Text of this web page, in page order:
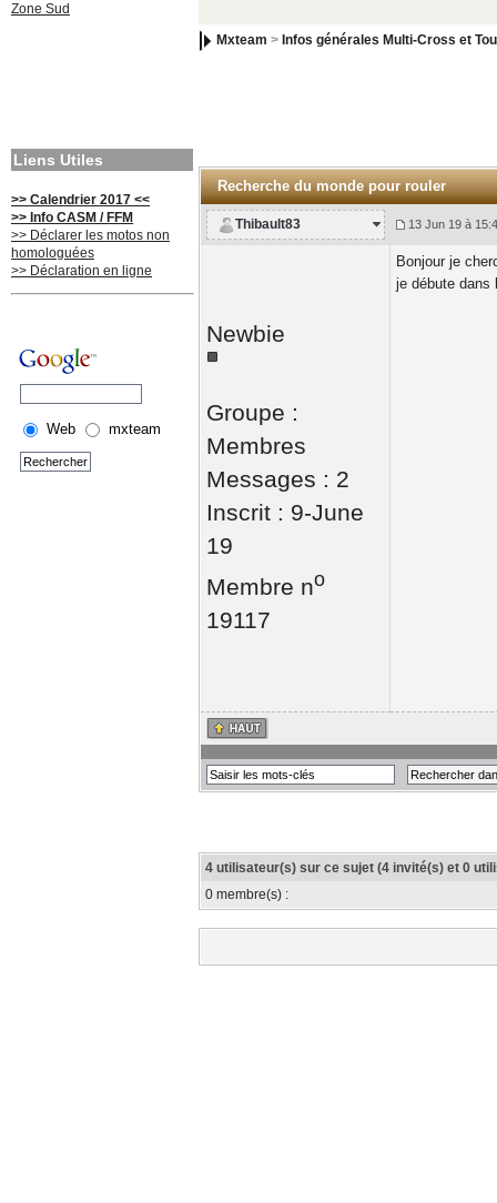
Zone Sud
Liens Utiles
>> Calendrier 2017 <<
>> Info CASM / FFM
>> Déclarer les motos non
homologuées
>> Déclaration en ligne
Web mxteam
Mxteam > Infos générales Multi-Cross et
Recherche du monde pour rouler
Thibault83 13 Jun 19 à
Newbie
Groupe :
Membres
Messages : 2
Inscrit : 9-June
19
Membre no
19117
Bonjour je
je débute dans
4 utilisateur(s) sur ce sujet (4 invité(s) et 0
0 membre(s) :